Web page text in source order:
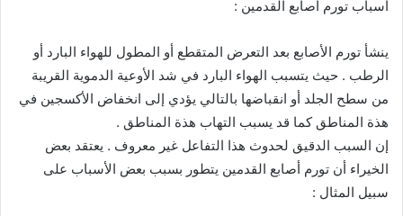
أسباب تورم أصابع القدمين :
ينشأ تورم الأصابع بعد التعرض المتقطع أو المطول للهواء البارد أو
الرطب . حيث يتسبب الهواء البارد في شد الأوعية الدموية القريبة
من سطح الجلد أو انقباضها بالتالي يؤدي إلى انخفاض الأكسجين في
هذة المناطق كما قد يسبب التهاب هذة المناطق .
إن السبب الدقيق لحدوث هذا التفاعل غير معروف . يعتقد بعض
الخيراء أن تورم أصابع القدمين يتطور بسبب بعض الأسباب على
سبيل المثال :